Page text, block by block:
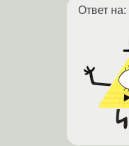
Ответ на: